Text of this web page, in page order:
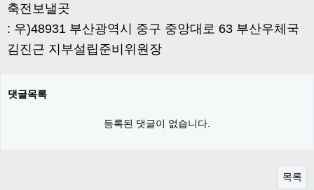
축전보낼곳
: 우)48931 부산광역시 중구 중앙대로 63 부산우체국
김진근 지부설립준비위원장
댓글목록
등록된 댓글이 없습니다.
목록